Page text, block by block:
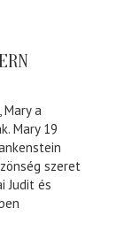
a
Mary 19
szeret
Judit és